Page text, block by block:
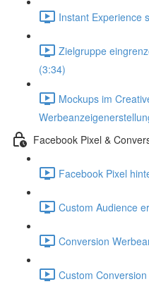
Instant Experience
Zielgruppe
(3:34)
Mockups im
Facebook Pixel &
Facebook Pixel
Custom Audience
Conversion
Custom